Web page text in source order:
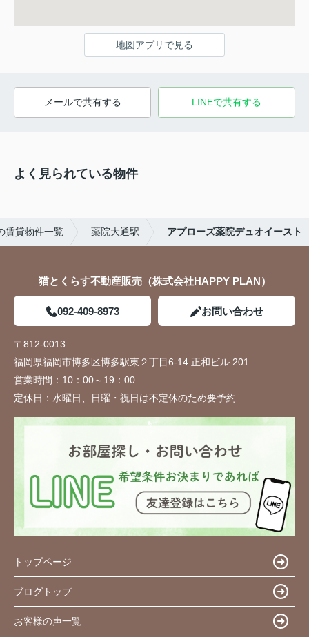
地図アプリで見る
メールで共有する LINEで共有する
よく見られている物件
賃貸物件一覧 薬院大通駅 アプローズ薬院デュオイースト
猫とくらす不動産販売（株式会社HAPPY PLAN）
092-409-8973 お問い合わせ
〒812-0013
福岡県福岡市博多区博多駅東２丁目6-14 正和ビル 201
営業時間： 10：00～19：00
定休日： 水曜日、日曜・祝日は不定休のため要予約
トップページ
ブログトップ
お客様の声一覧